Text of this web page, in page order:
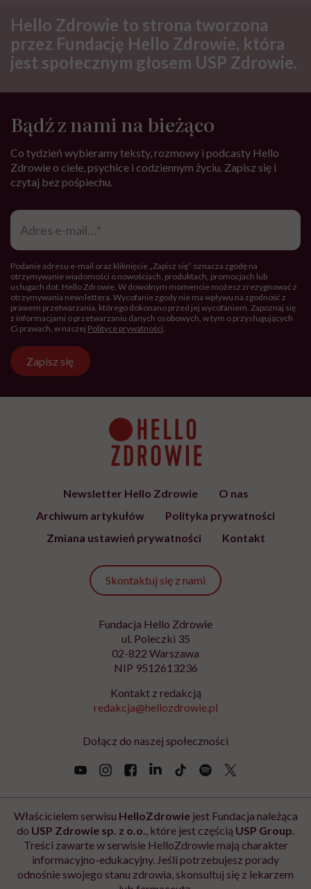
Hello Zdrowie to strona tworzona
przez Fundację Hello Zdrowie, która
jest społecznym głosem USP Zdrowie.
Bądź z nami na bieżąco
Co tydzień wybieramy teksty, rozmowy i podcasty Hello
Zdrowie o ciele, psychice i codziennym życiu. Zapisz się i
czytaj bez pośpiechu.
Adres
mail*
Podanie adresu e-mail oraz kliknięcie „Zapisz się” oznacza zgodę na
otrzymywanie wiadomości o nowościach, produktach, promocjach lub
usługach dot. Hello Zdrowie. W dowolnym momencie możesz zrezygnować z
otrzymywania newslettera. Wycofanie zgody nie ma wpływu na zgodność z
prawem przetwarzania, którego dokonano przed jej wycofaniem. Zapoznaj się
z informacjami o przetwarzaniu danych osobowych, w tym o przysługujących
Ci prawach, w naszej Polityce prywatności.
Zapisz się
Newsletter Hello Zdrowie
O nas
Archiwum artykułów
Polityka prywatności
Zmiana ustawień prywatności
Kontakt
Skontaktuj się z nami
Fundacja Hello Zdrowie
ul. Poleczki 35
02-822 Warszawa
NIP 9512613236
Kontakt z redakcją
redakcja@hellozdrowie.pl
Dołącz do naszej społeczności
Właścicielem serwisu HelloZdrowiejest Fundacja należąca
do USP Zdrowie sp. z o.o., które jest częścią USP Group.
Treści zawarte w serwisie HelloZdrowie mają charakter
informacyjno-edukacyjny. Jeśli potrzebujesz porady
odnośnie swojego stanu zdrowia, skonsultuj się z lekarzem